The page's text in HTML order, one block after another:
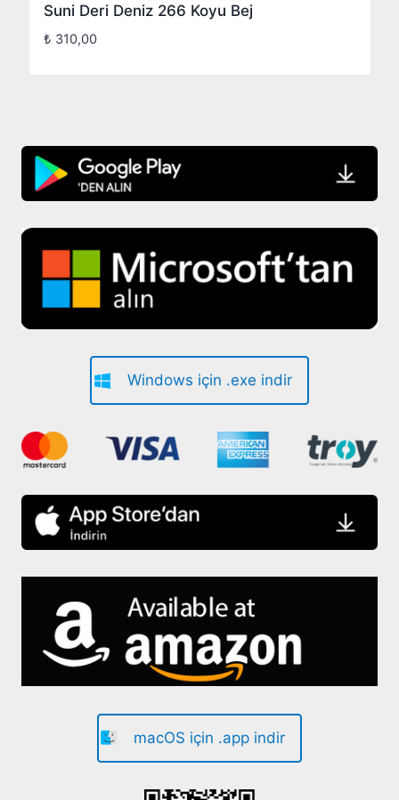
Suni Deri Deniz 266 Koyu Bej
₺ 310,00
Windows için .exe indir
macOS için .app indir